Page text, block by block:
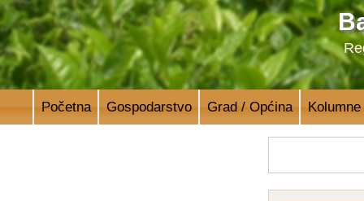
Početna Gospodarstvo Grad / Općina Kolumne